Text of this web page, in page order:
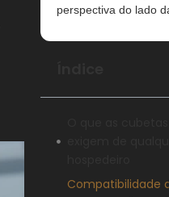
perspectiva do lado
Compatibilidade